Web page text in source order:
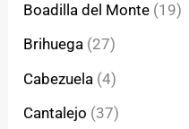
Boadilla del Monte (19)
Brihuega (27)
Cabezuela (4)
Cantalejo (37)